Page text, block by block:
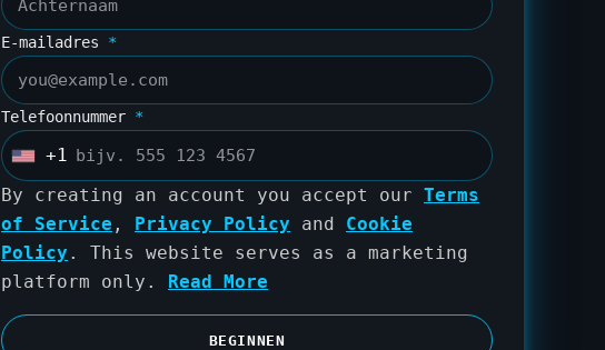
E-mailadres *
Telefoonnummer *
U
t
e
+1
By creating an account you accept our Terms
of Service , Privacy Policy and Cookie
Policy . This website serves as a marketing
platform only.
Read More
BEGINNEN